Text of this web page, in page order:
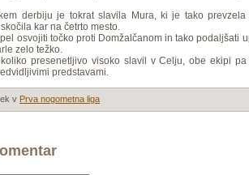
derbiju je tokrat slavila Mura, ki je tako
kar na četrto mesto.
osvojiti točko proti Domžalčanom in tako podaljšati
zelo težko.
presenetljivo visoko slavil v Celju, obe ekipi
predstavami.
v Prva nogometna liga